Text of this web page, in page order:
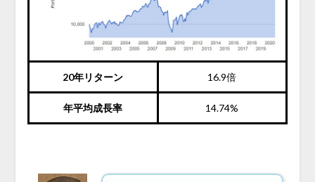
20年リターン 16.9倍
年平均成長率 14.74%